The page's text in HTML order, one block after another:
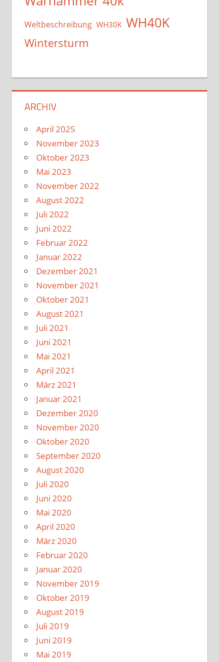
Weltbeschreibung WH30K WH40K
Wintersturm
ARCHIV
April 2025
November 2023
Oktober 2023
Mai 2023
November 2022
August 2022
Juli 2022
Juni 2022
Februar 2022
Januar 2022
Dezember 2021
November 2021
Oktober 2021
August 2021
Juli 2021
Juni 2021
Mai 2021
April 2021
März 2021
Januar 2021
Dezember 2020
November 2020
Oktober 2020
September 2020
August 2020
Juli 2020
Juni 2020
Mai 2020
April 2020
März 2020
Februar 2020
Januar 2020
November 2019
Oktober 2019
August 2019
Juli 2019
Juni 2019
Mai 2019